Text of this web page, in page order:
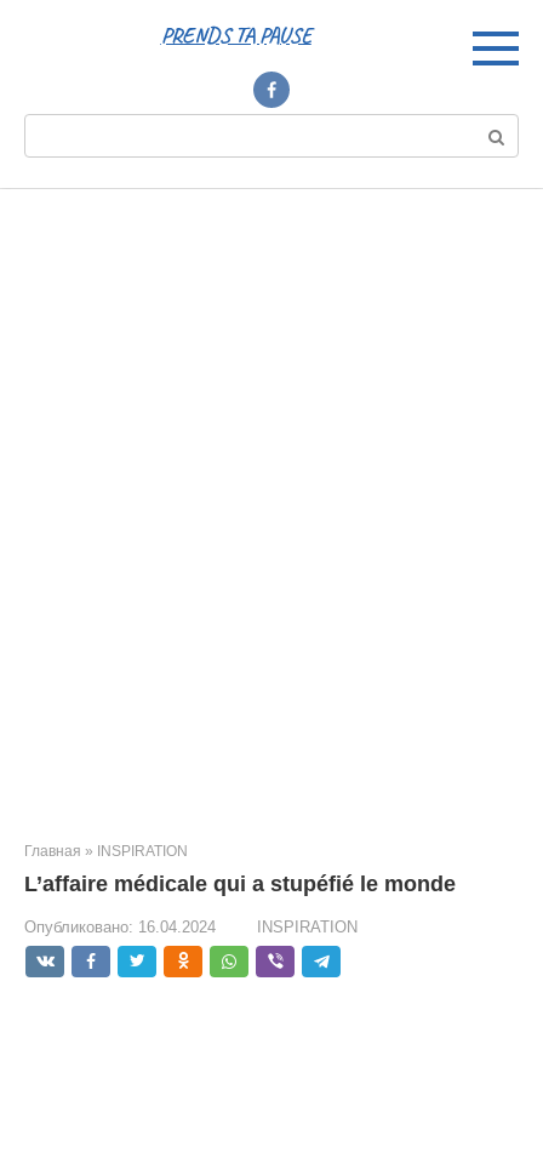
PRENDS TA PAUSE
Главная » INSPIRATION
L’affaire médicale qui a stupéfié le monde
Опубликовано: 16.04.2024 INSPIRATION